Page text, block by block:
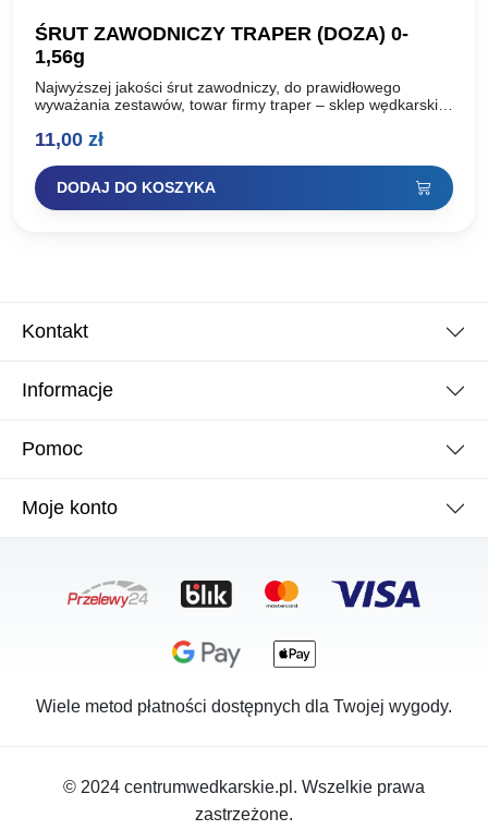
ŚRUT ZAWODNICZY TRAPER (DOZA) 0-
1,56g
Najwyższej jakości śrut zawodniczy, do prawidłowego
wyważania zestawów, towar firmy traper – sklep wędkarski
pojemniku – waga śrutu…
11,00 zł
DODAJ DO KOSZYKA
Kontakt
Informacje
Pomoc
Moje konto
Wiele metod płatności dostępnych dla Twojej wygody.
© 2024 centrumwedkarskie.pl. Wszelkie prawa
zastrzeżone.